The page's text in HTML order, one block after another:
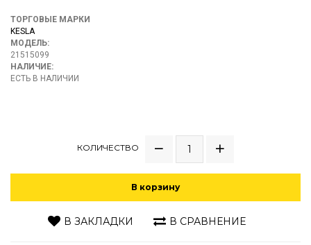
ТОРГОВЫЕ МАРКИ
KESLA
МОДЕЛЬ:
21515099
НАЛИЧИЕ:
ЕСТЬ В НАЛИЧИИ
КОЛИЧЕСТВО
В корзину
В ЗАКЛАДКИ В СРАВНЕНИЕ